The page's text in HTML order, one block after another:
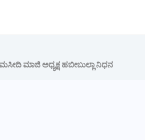
ಮಾಜಿ ಅಧ್ಯಕ್ಷ ಹಬೀಬುಲ್ಲಾ ನಿಧನ